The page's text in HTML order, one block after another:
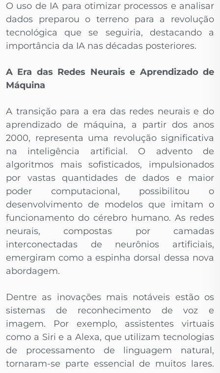
O uso de IA para otimizar processos e analisar
dados preparou o terreno para a revolução
tecnológica que se seguiria, destacando a
importância da IA nas décadas posteriores.
A Era das Redes Neurais e Aprendizado de
Máquina
A transição para a era das redes neurais e do
aprendizado de máquina, a partir dos anos
2000, representa uma revolução significativa
na inteligência artificial. O advento de
algoritmos mais sofisticados, impulsionados
por vastas quantidades de dados e maior
poder computacional, possibilitou o
desenvolvimento de modelos que imitam o
funcionamento do cérebro humano. As redes
neurais, compostas por camadas
interconectadas de neurônios artificiais,
emergiram como a espinha dorsal dessa nova
abordagem.
Dentre as inovações mais notáveis estão os
sistemas de reconhecimento de voz e
imagem. Por exemplo, assistentes virtuais
como a Siri e a Alexa, que utilizam tecnologias
de processamento de linguagem natural,
tornaram-se parte essencial de muitos lares.